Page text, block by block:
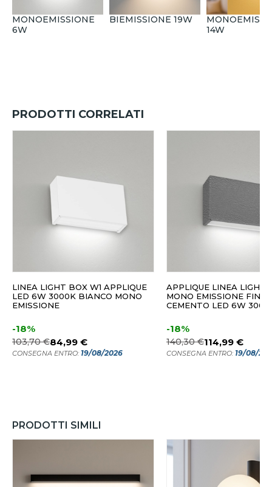
MONOEMISSIONE
6W
BIEMISSIONE 19W
14W
PRODOTTI CORRELATI
LINEA LIGHT BOX W1 APPLIQUE
LED 6W 3000K BIANCO MONO
EMISSIONE
-18%
103,70 €84,99 €
CONSEGNA ENTRO: 19/08/2026
APPLIQUE LINEA LIGHT
MONO EMISSIONE
CEMENTO LED 6W
-18%
140,30 €114,99 €
CONSEGNA ENTRO: 19/08/
PRODOTTI SIMILI